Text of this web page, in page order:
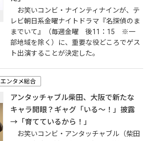
お笑いコンビ・ナインティナインが、テ
レビ朝日系金曜ナイトドラマ『名探偵のま
までいて』（毎週金曜 後11：15 ※一
部地域を除く）に、重要な役どころでゲス
ト出演することが決定した。
エンタメ総合
アンタッチャブル柴田、大阪で新たな
キャラ開眼？ギャグ「いる～！」披露
→「育てているから！」
お笑いコンビ・アンタッチャブル（柴田